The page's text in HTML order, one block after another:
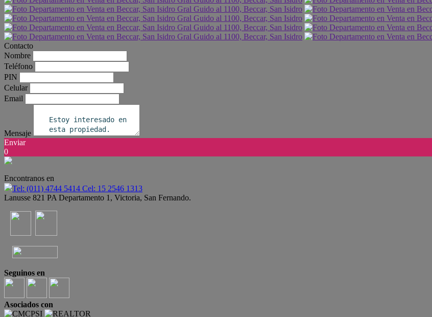
Contacto
Nombre
Teléfono
PIN
Celular
Email
Mensaje
Enviar
0
Encontranos en
Tel: (011) 4744 5414 Cel: 15 2546 1313
Lanusse 821 PA Departamento 1, Victoria, San Fernando.
Seguinos en
Asociados con